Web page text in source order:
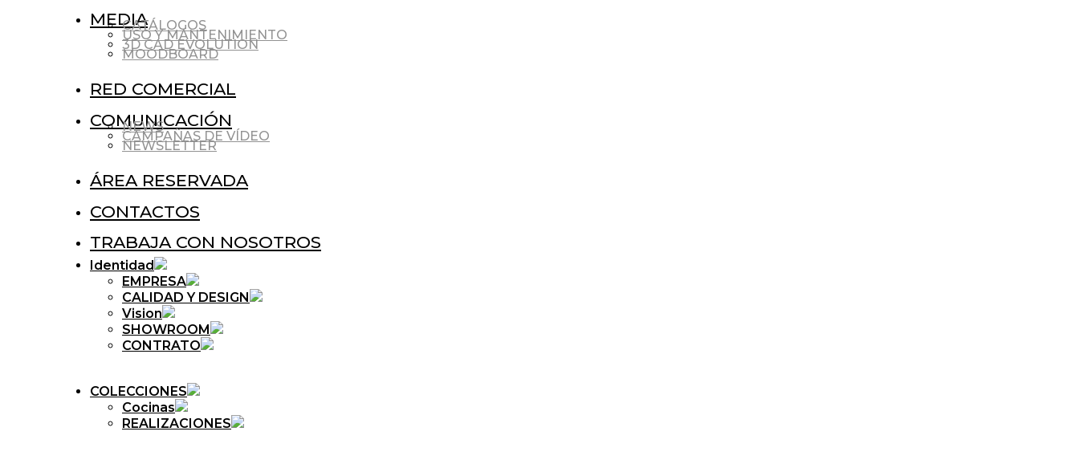
MEDIACATÁLOGOS
USO Y MANTENIMIENTO
3D CAD EVOLUTION
MOODBOARD
RED COMERCIAL
COMUNICACIÓN
NEWS
CAMPAÑAS DE VÍDEO
NEWSLETTER
ÁREA RESERVADA
CONTACTOS
TRABAJA CON NOSOTROS
Identidad
EMPRESA
CALIDAD Y DESIGN
Vision
SHOWROOM
CONTRATO
COLECCIONES
Cocinas
REALIZACIONES